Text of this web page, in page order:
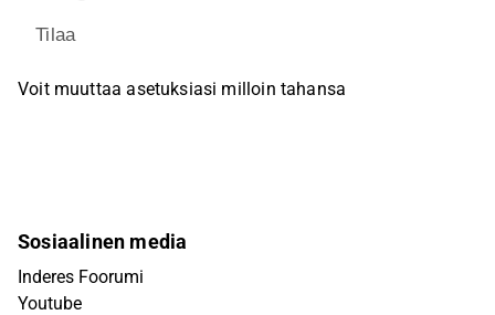
Tilaa
Voit muuttaa asetuksiasi milloin tahansa
Sosiaalinen media
Inderes Foorumi
Youtube